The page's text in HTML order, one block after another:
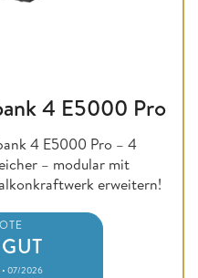
4 E5000 Pro
4 E5000 Pro – 4
– modular mit
erweitern!
• 07/2026